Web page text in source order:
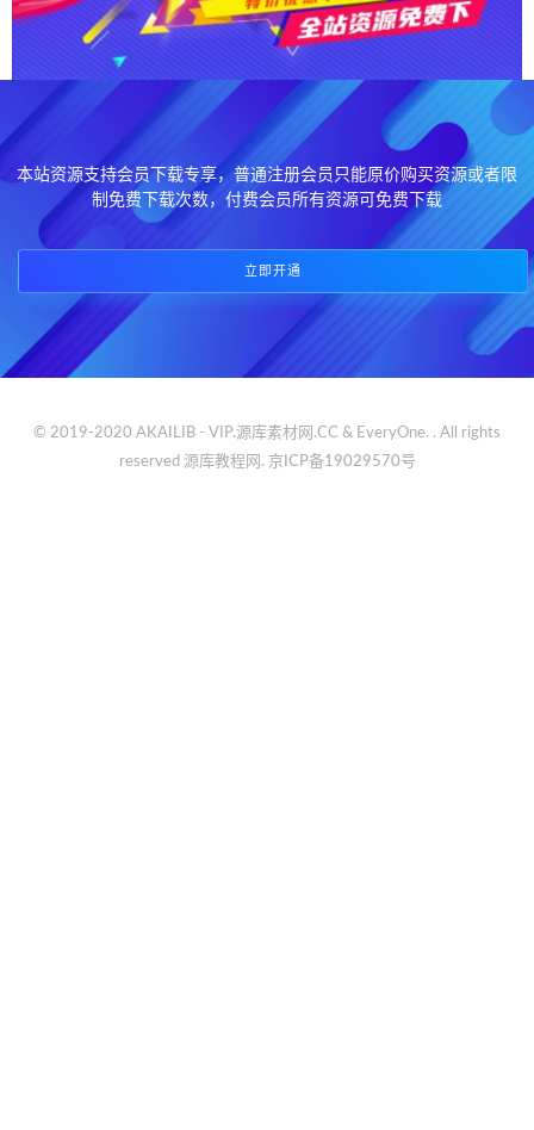
本站资源支持会员下载专享，普通注册会员只能原价购买资源或者限
制免费下载次数，付费会员所有资源可免费下载
立即开通
© 2019-2020 AKAILIB - VIP.源库素材网.CC & EveryOne. . All rights
reserved 源库教程网. 京ICP备19029570号